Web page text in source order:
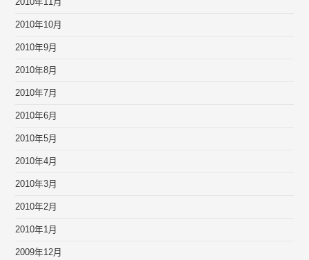
2010年11月
2010年10月
2010年9月
2010年8月
2010年7月
2010年6月
2010年5月
2010年4月
2010年3月
2010年2月
2010年1月
2009年12月